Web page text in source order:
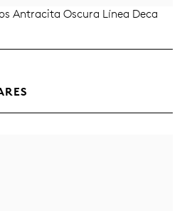
LEER MÁS
Antracita Oscura Línea Deca